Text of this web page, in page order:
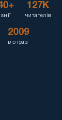
127K
читателів
2009
в отразі